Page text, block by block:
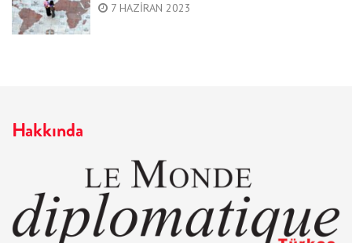
7 HAZIRAN 2023
Hakkında